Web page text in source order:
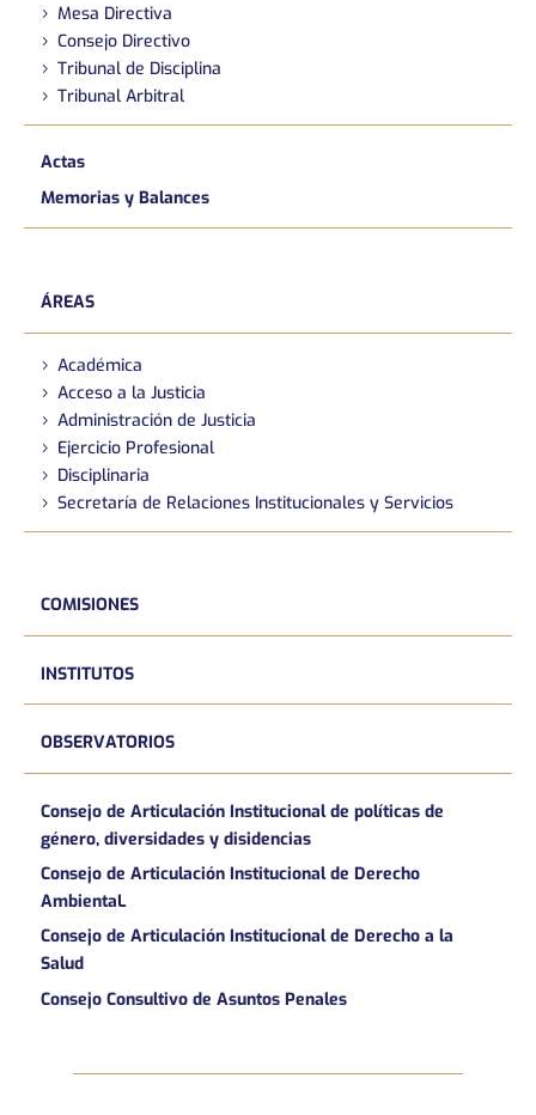
Mesa Directiva
Consejo Directivo
Tribunal de Disciplina
Tribunal Arbitral
Actas
Memorias y Balances
ÁREAS
Académica
Acceso a la Justicia
Administración de Justicia
Ejercicio Profesional
Disciplinaria
Secretaría de Relaciones Institucionales y Servicios
COMISIONES
INSTITUTOS
OBSERVATORIOS
Consejo de Articulación Institucional de políticas de
género, diversidades y disidencias
Consejo de Articulación Institucional de Derecho
AmbientaL
Consejo de Articulación Institucional de Derecho a la
Salud
Consejo Consultivo de Asuntos Penales